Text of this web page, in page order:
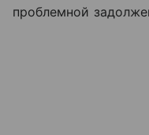
проблемной